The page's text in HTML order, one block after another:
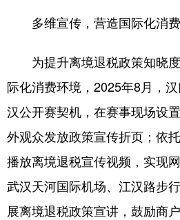
English Español
Русский язык
Deutsch Português
多维宣传，营造国际化消
为提升离境退税政策知晓度
际化消费环境，2025年8月，
汉公开赛契机，在赛事现场设
外观众发放政策宣传折页；依
播放离境退税宣传视频，实现
武汉天河国际机场、江汉路步
展离境退税政策宣讲，鼓励商